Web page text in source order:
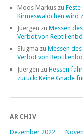
Moos Markus zu
Kirmeswäldchen wird
Juergen zu Messen
Verbot von
Slugma zu Messen
Verbot von
Juergen zu Hessen
zurück: Keine Gnade
ARCHIV
Dezember 2022